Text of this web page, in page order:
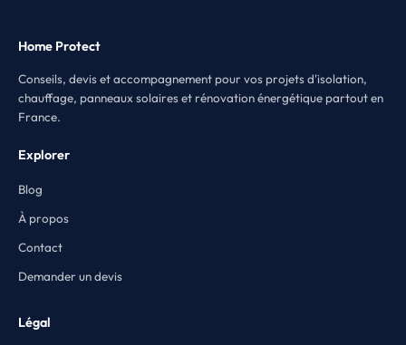
Home Protect
Conseils, devis et accompagnement pour vos projets d'isolation,
chauffage, panneaux solaires et rénovation énergétique partout en
France.
Explorer
Blog
À propos
Contact
Demander un devis
Légal